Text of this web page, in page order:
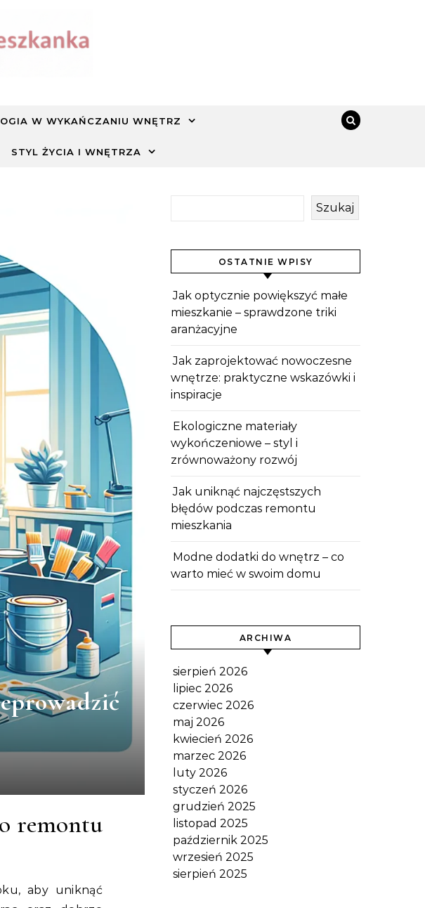
W WYKAŃCZANIU WNĘTRZ
STYL ŻYCIA I WNĘTRZA
remontu
aby uniknąć
Szukaj
OSTATNIE WPISY
Jak optycznie powiększyć małe
mieszkanie – sprawdzone triki
aranżacyjne
Jak zaprojektować nowoczesne
wnętrze: praktyczne wskazówki i
inspiracje
Ekologiczne materiały
wykończeniowe – styl i
zrównoważony rozwój
Jak uniknąć najczęstszych
błędów podczas remontu
mieszkania
Modne dodatki do wnętrz – co
warto mieć w swoim domu
ARCHIWA
sierpień 2026
lipiec 2026
czerwiec 2026
maj 2026
kwiecień 2026
marzec 2026
luty 2026
styczeń 2026
grudzień 2025
listopad 2025
październik 2025
wrzesień 2025
sierpień 2025